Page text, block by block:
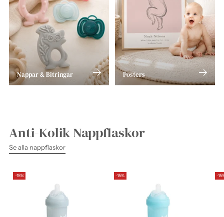
Nappar & Bitringar Posters
Anti-Kolik Nappflaskor
Se alla nappflaskor
-15% -15% -